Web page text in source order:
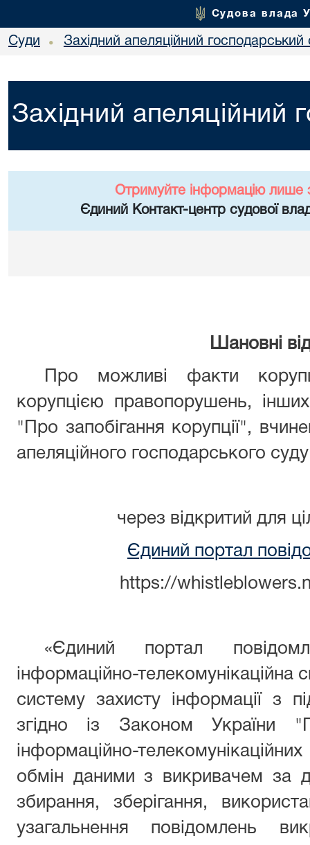
Судова влада
Суди • Західний апеляційний господарський
Західний апеляційний
Отримуйте інформацію лише
Єдиний Контакт-центр судової
Шановні
Про можливі факти
корупцією правопорушень,
"Про запобігання корупції",
апеляційного господарського
через відкритий для
Єдиний портал
https://
«Єдиний портал
інформаційно-
систему захисту інформації з
згідно із Законом України
інформаційно-
обмін даними з викривачем за
збирання, зберігання,
узагальнення повідомлень